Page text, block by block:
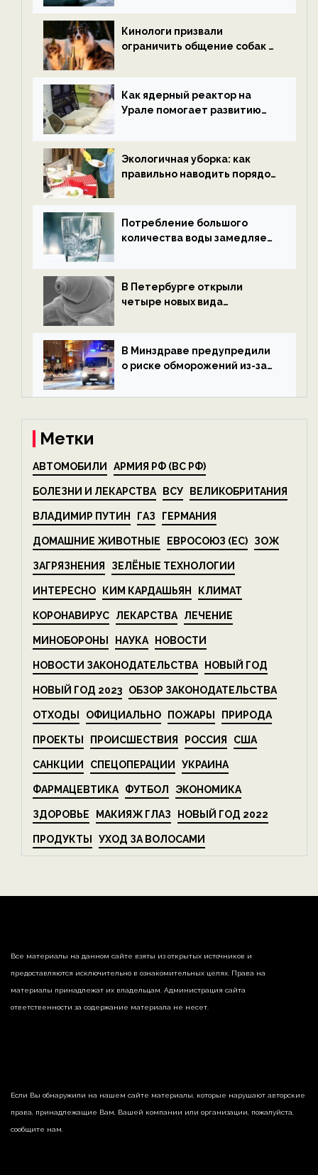
ECOportal
Кинологи призвали
ограничить общение собак с
ECOportal
Как ядерный реактор на
Урале помогает развитию
ECOportal
Экологичная уборка: как
правильно наводить порядок
Потребление большого
количества воды замедляет
В Петербурге открыли
четыре новых вида
экологии на ECOportal
В Минздраве предупредили
о риске обморожений из-за
на ECOportal
Метки
АВТОМОБИЛИ АРМИЯ РФ (ВС РФ)
БОЛЕЗНИ И ЛЕКАРСТВА ВСУ ВЕЛИКОБРИТАНИЯ
ВЛАДИМИР ПУТИН ГАЗ ГЕРМАНИЯ
ДОМАШНИЕ ЖИВОТНЫЕ ЕВРОСОЮЗ (ЕС) ЗОЖ
ЗАГРЯЗНЕНИЯ ЗЕЛЁНЫЕ ТЕХНОЛОГИИ
ИНТЕРЕСНО КИМ КАРДАШЬЯН КЛИМАТ
КОРОНАВИРУС ЛЕКАРСТВА ЛЕЧЕНИЕ
МИНОБОРОНЫ НАУКА НОВОСТИ
НОВОСТИ ЗАКОНОДАТЕЛЬСТВА НОВЫЙ ГОД
НОВЫЙ ГОД 2023 ОБЗОР ЗАКОНОДАТЕЛЬСТВА
ОТХОДЫ ОФИЦИАЛЬНО ПОЖАРЫ ПРИРОДА
ПРОЕКТЫ ПРОИСШЕСТВИЯ РОССИЯ США
САНКЦИИ СПЕЦОПЕРАЦИИ УКРАИНА
ФАРМАЦЕВТИКА ФУТБОЛ ЭКОНОМИКА
ЗДОРОВЬЕ МАКИЯЖ ГЛАЗ НОВЫЙ ГОД 2022
ПРОДУКТЫ УХОД ЗА ВОЛОСАМИ
Все материалы на данном сайте взяты из открытых источников и
предоставляются исключительно в ознакомительных целях. Права на
материалы принадлежат их владельцам. Администрация сайта
ответственности за содержание материала не несет.
Если Вы обнаружили на нашем сайте материалы, которые нарушают авторские
права, принадлежащие Вам, Вашей компании или организации, пожалуйста,
сообщите нам.